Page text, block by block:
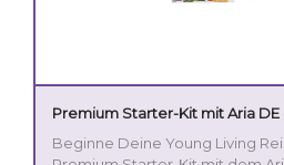
Premium Starter-Kit mit Aria DE
Beginne Deine Young Living